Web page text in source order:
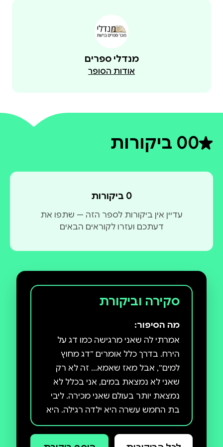
מנדלי ספרים
אודות הסופר
0דירוג ממוצע 0 מתוך 5
0 ביקורות
0 ביקורות
עדיין אין ביקורות לספר הזה — שתפו את
דעתכם ועזרו לקוראים הבאים
סקירה וביקורת
מה הסיפור:
אמרתי לה שאני מרגישה כמו דג על
הירח. בדרך כלל אומרים ״דג מחוץ
למים״, אבל מאז שאמא... זה לא רק
שאני לא נמצאת במים, אני בכלל לא
נמצאת יותר בעולם שאני מכירה. ליבי
בת החמש עשרה היא ילדה רגילה. היא
רק רוצה להצליח בלימודים, להקשיב
לטיילור סוויפט ולעלות לתיכון יחד שתי